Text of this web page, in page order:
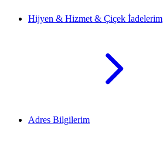
Hijyen & Hizmet & Çiçek İadelerim
Adres Bilgilerim